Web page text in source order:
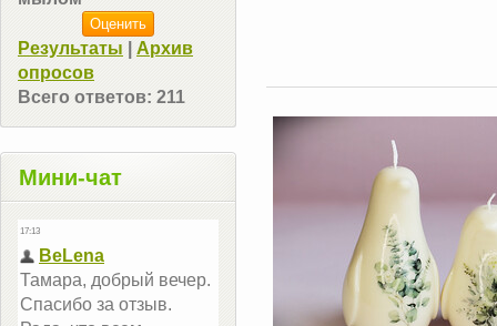
Результаты
Архив
опросов
Всего ответов: 211
Мини-чат